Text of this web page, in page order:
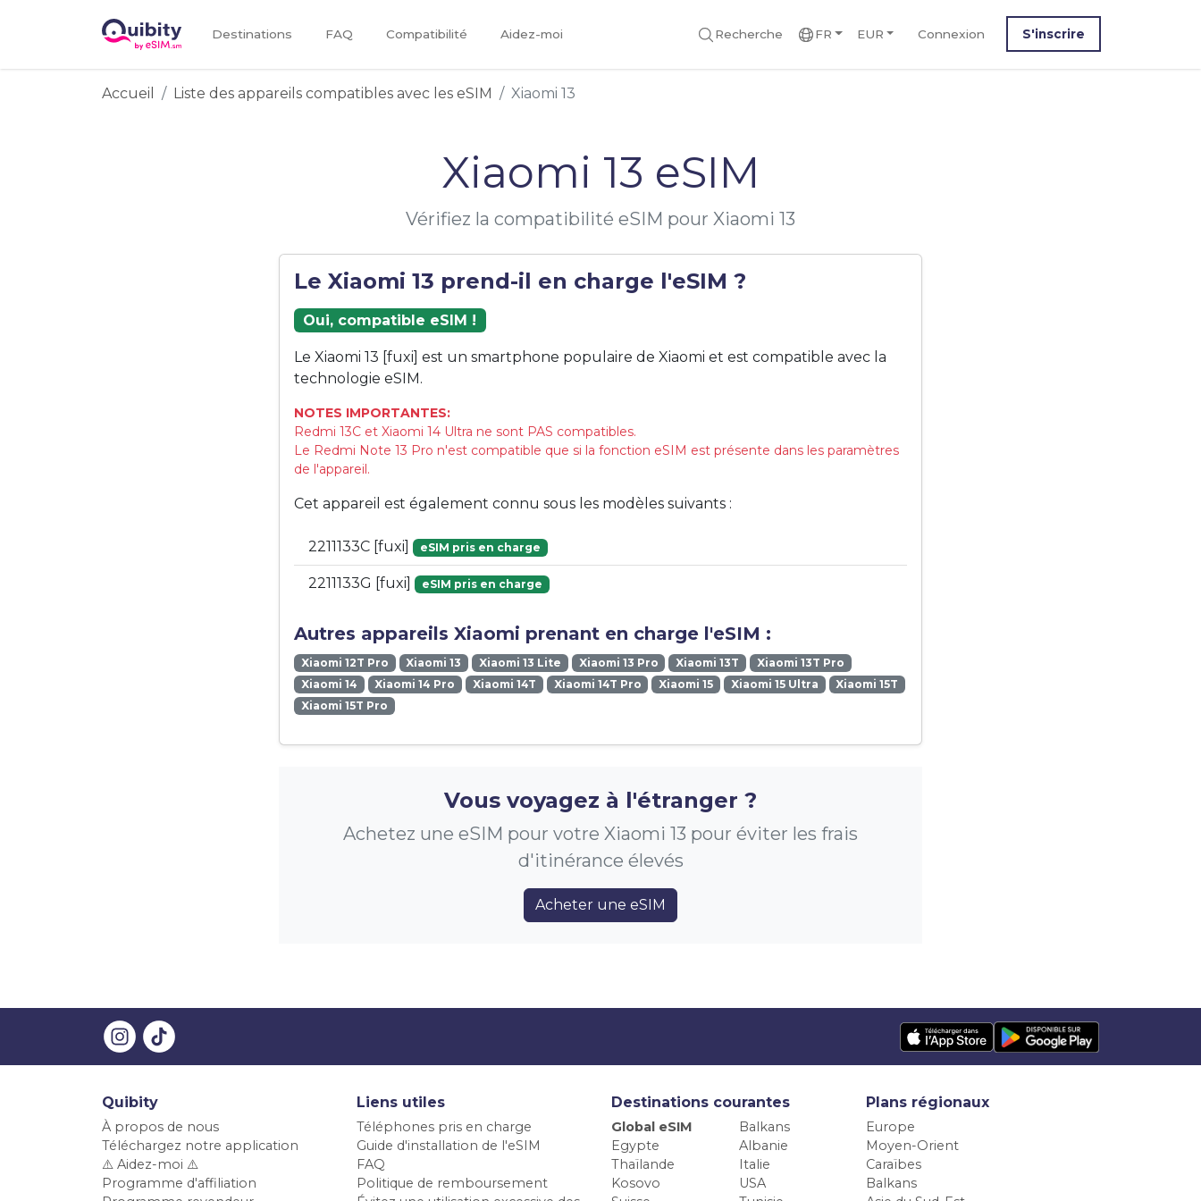
Destinations FAQ Compatibilité Aidez-moi Recherche FR EUR Connexion S'inscrire
Accueil Liste des appareils compatibles avec les eSIM Xiaomi 13
Xiaomi 13 eSIM
Vérifiez la compatibilité eSIM pour Xiaomi 13
Le Xiaomi 13 prend-il en charge l'eSIM ?
Oui, compatible eSIM !
Le Xiaomi 13 [fuxi] est un smartphone populaire de Xiaomi et est compatible avec la
technologie eSIM.
NOTES IMPORTANTES:
Redmi 13C et Xiaomi 14 Ultra ne sont PAS compatibles.
Le Redmi Note 13 Pro n'est compatible que si la fonction eSIM est présente dans les paramètres
de l'appareil.
Cet appareil est également connu sous les modèles suivants :
2211133C [fuxi] eSIM pris en charge
2211133G [fuxi] eSIM pris en charge
Autres appareils Xiaomi prenant en charge l'eSIM :
Xiaomi 12T Pro Xiaomi 13 Xiaomi 13 Lite Xiaomi 13 Pro Xiaomi 13T
Xiaomi 13T Pro
Xiaomi 14
Xiaomi 14 Pro Xiaomi 14T Xiaomi 14T Pro Xiaomi 15 Xiaomi 15 Ultra
Xiaomi 15T
Xiaomi 15T Pro
Vous voyagez à l'étranger ?
Achetez une eSIM pour votre Xiaomi 13 pour éviter les frais
d'itinérance élevés
Acheter une eSIM
Quibity
À propos de nous
Téléchargez notre application
⚠️ Aidez-moi ⚠️
Programme d'affiliation
Liens utiles
Téléphones pris en charge
Guide d'installation de l'eSIM
FAQ
Politique de remboursement
Destinations courantes
Global eSIM
Balkans
Egypte
Albanie
Thaïlande
Italie
Kosovo
USA
Plans régionaux
Europe
Moyen-Orient
Caraïbes
Balkans